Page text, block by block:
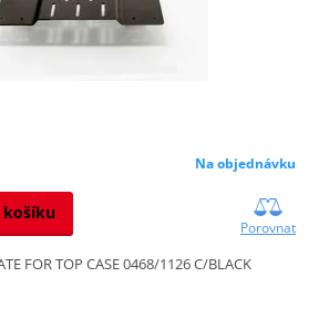
Na objednávku
košíku
Porovnat
FOR TOP CASE 0468/1126 C/BLACK